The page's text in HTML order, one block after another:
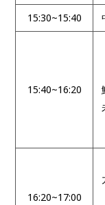
15:30~15:40
15:40~16:20
16:20~17:00